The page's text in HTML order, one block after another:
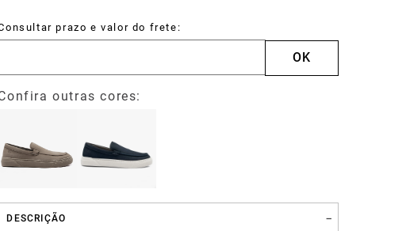
DESCRIÇÃO